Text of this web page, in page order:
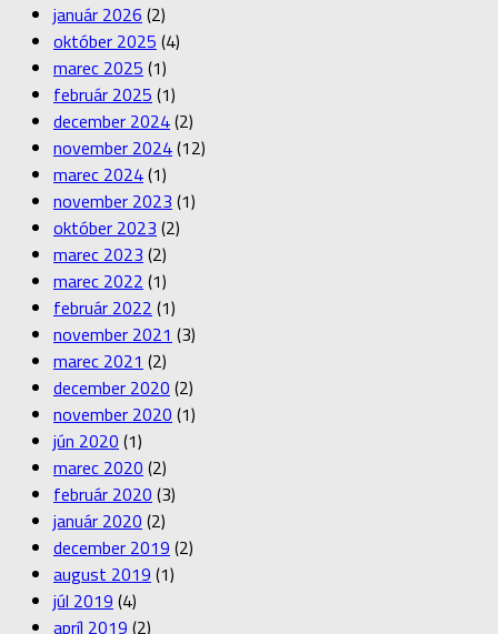
január 2026 (2)
október 2025 (4)
marec 2025 (1)
február 2025 (1)
december 2024(2)
november 2024(12)
marec 2024(1)
november 2023 (1)
október 2023 (2)
marec 2023 (2)
marec 2022 (1)
február 2022 (1)
november 2021 (3)
marec 2021 (2)
december 2020 (2)
november 2020 (1)
jún 2020 (1)
marec 2020 (2)
február 2020 (3)
január 2020 (2)
december 2019 (2)
august 2019 (1)
júl 2019 (4)
apríl 2019 (2)